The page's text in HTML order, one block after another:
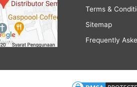
Terms &
Sitemap
Frequently